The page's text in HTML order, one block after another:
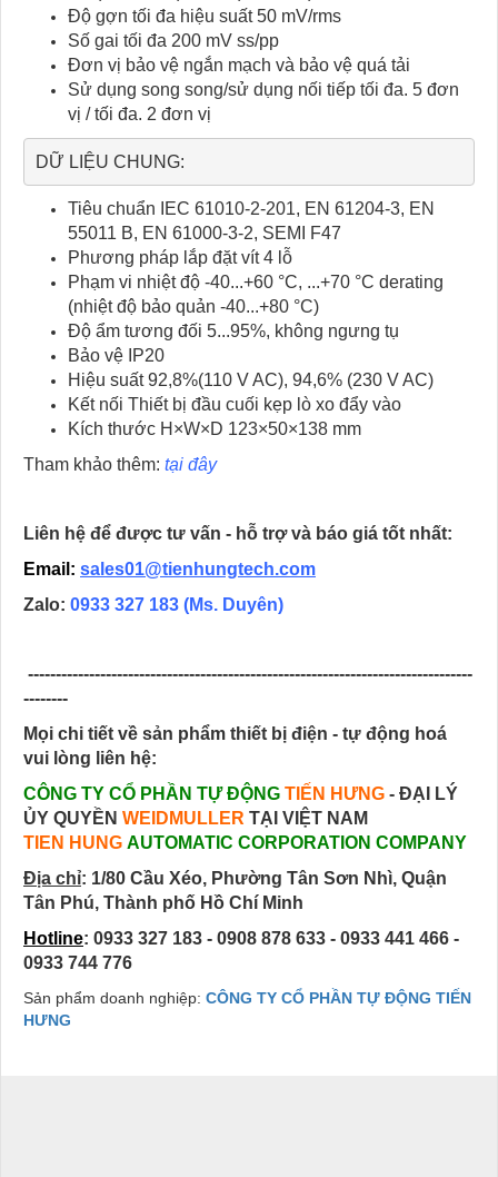
Độ gợn tối đa hiệu suất 50 mV/rms
Số gai tối đa 200 mV ss/pp
Đơn vị bảo vệ ngắn mạch và bảo vệ quá tải
Sử dụng song song/sử dụng nối tiếp tối đa. 5 đơn
vị / tối đa. 2 đơn vị
DỮ LIỆU CHUNG:
Tiêu chuẩn IEC 61010-2-201, EN 61204-3, EN
55011 B, EN 61000-3-2, SEMI F47
Phương pháp lắp đặt vít 4 lỗ
Phạm vi nhiệt độ -40...+60 °C, ...+70 °C derating
(nhiệt độ bảo quản -40...+80 °C)
Độ ẩm tương đối 5...95%, không ngưng tụ
Bảo vệ IP20
Hiệu suất 92,8%(110 V AC), 94,6% (230 V AC)
Kết nối Thiết bị đầu cuối kẹp lò xo đẩy vào
Kích thước H×W×D 123×50×138 mm
Tham khảo thêm: tại đây
Liên hệ để được tư vấn - hỗ trợ và báo giá tốt nhất:
Email: sales01@tienhungtech.com
Zalo: 0933 327 183 (Ms. Duyên)
--------------------------------------------------------------------------------
--------
Mọi chi tiết về sản phẩm thiết bị điện - tự động hoá
vui lòng liên hệ:
CÔNG TY CỔ PHẦN TỰ ĐỘNG TIẾN HƯNG - ĐẠI LÝ
ỦY QUYỀN WEIDMULLER TẠI VIỆT NAM
TIEN HUNG AUTOMATIC CORPORATION COMPANY
Địa chỉ: 1/80 Cầu Xéo, Phường Tân Sơn Nhì, Quận
Tân Phú, Thành phố Hồ Chí Minh
Hotline: 0933 327 183 - 0908 878 633 - 0933 441 466 -
0933 744 776
Sản phẩm doanh nghiệp: CÔNG TY CỔ PHẦN TỰ ĐỘNG TIẾN
HƯNG